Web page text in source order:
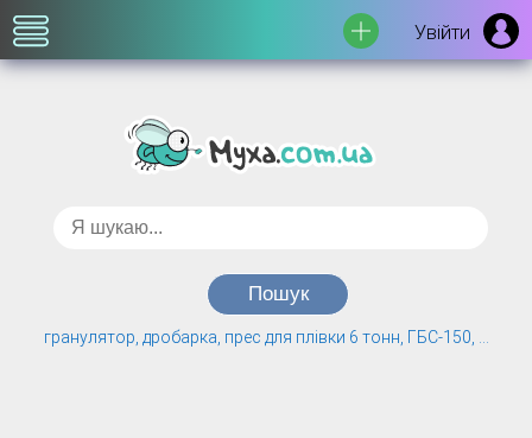
Увійти
гранулятор, дробарка, прес для плівки 6 тонн, ГБС-150, ...